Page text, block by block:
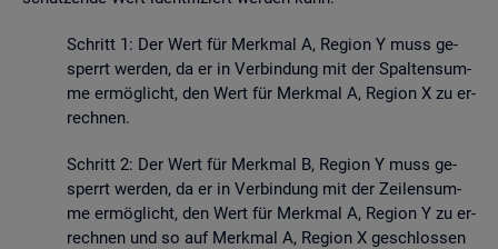
Schritt 1: Der Wert für Merk­mal A, Re­gi­on Y muss ge­
sperrt wer­den, da er in Ver­bin­dung mit der Spal­ten­sum­
me er­mög­licht, den Wert für Merk­mal A, Re­gi­on X zu er­
rech­nen.
Schritt 2: Der Wert für Merk­mal B, Re­gi­on Y muss ge­
sperrt wer­den, da er in Ver­bin­dung mit der Zei­len­sum­
me er­mög­licht, den Wert für Merk­mal A, Re­gi­on Y zu er­
rech­nen und so auf Merk­mal A, Re­gi­on X ge­schlos­sen